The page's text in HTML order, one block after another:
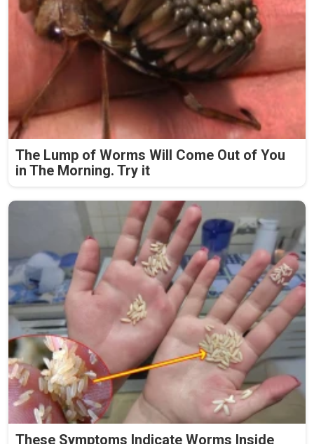
The Lump of Worms Will Come Out of You
in The Morning. Try it
These Symptoms Indicate Worms Inside